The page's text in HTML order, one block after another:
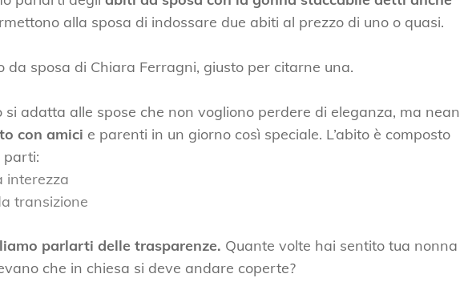
alla sposa di indossare due abiti al prezzo di uno o quasi.
da sposa di Chiara Ferragni, giusto per citarne una.
adatta alle spose che non vogliono perdere di eleganza, ma
con amici e parenti in un giorno così speciale. L’abito è composto
parti:
interezza
transizione
parlarti delle trasparenze. Quante volte hai sentito tua
che in chiesa si deve andare coperte?